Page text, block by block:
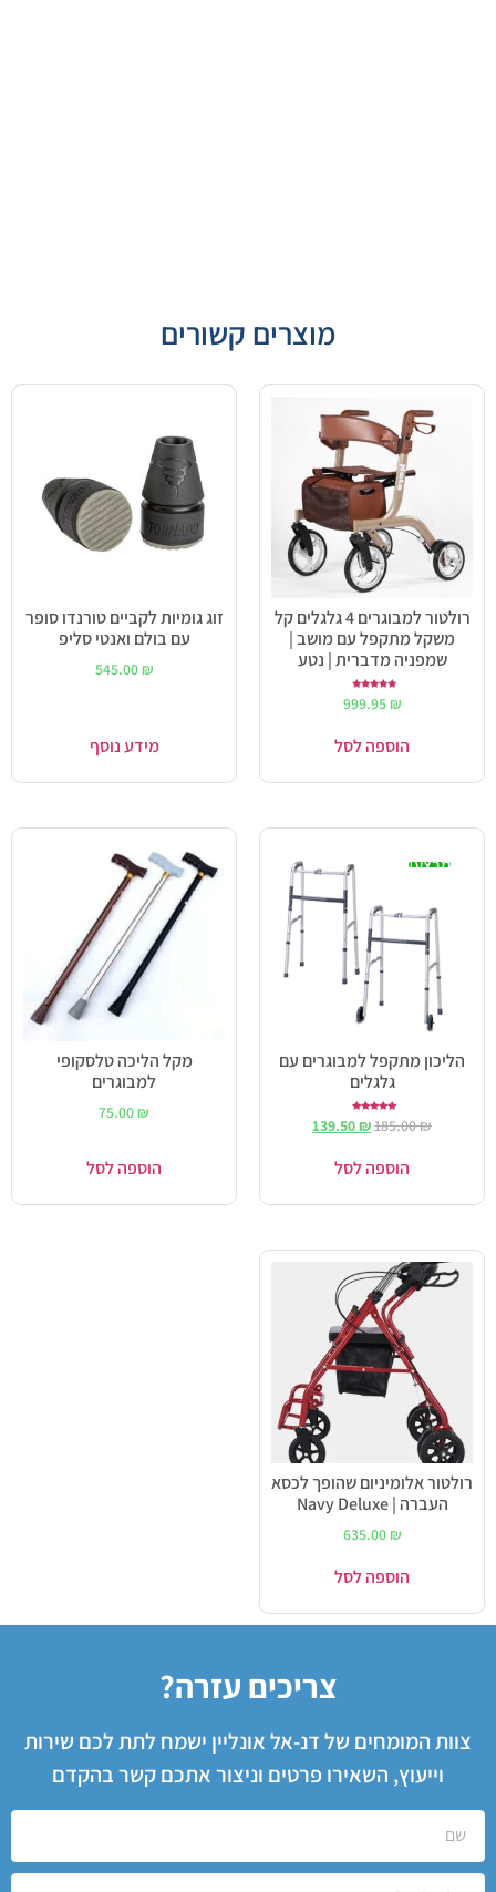
מוצרים קשורים
רולטור למבוגרים 4 גלגלים קל
משקל מתקפל עם מושב |
שמפניה מדברית | נטע
5.00
999.95 ₪
הוספה לסל
זוג גומיות לקביים טורנדו סופר
עם בולם ואנטי סליפ
545.00 ₪
מידע נוסף
מבצע!
הליכון מתקפל למבוגרים עם
גלגלים
5.00
מתוך 5
185.00₪
139.50₪
הוספה לסל
מקל הליכה טלסקופי
למבוגרים
75.00 ₪
הוספה לסל
רולטור אלומיניום שהופך לכסא
העברה | Navy Deluxe
635.00 ₪
הוספה לסל
צריכים עזרה?
צוות המומחים של דנ-אל אונליין ישמח לתת לכם שירות
וייעוץ, השאירו פרטים וניצור אתכם קשר בהקדם